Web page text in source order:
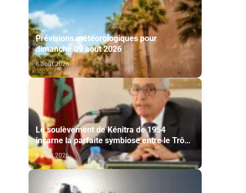
Prévisions météorologiques pour
dimanche 09 août 2026
8 août 2026
Le soulèvement de Kénitra de 1954
incarne la parfaite symbiose entre le Trône
et le peuple et l’unité de volonté et de
destin (M. El Ktiri)
8 août 2026